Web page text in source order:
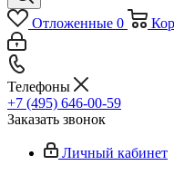
Отложенные 0
Телефоны
+7 (495) 646-00-59
Заказать звонок
Личный кабинет